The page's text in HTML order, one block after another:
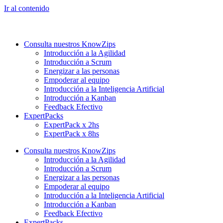
Ir al contenido
Consulta nuestros KnowZips
Introducción a la Agilidad
Introducción a Scrum
Energizar a las personas
Empoderar al equipo
Introducción a la Inteligencia Artificial
Introducción a Kanban
Feedback Efectivo
ExpertPacks
ExpertPack x 2hs
ExpertPack x 8hs
Consulta nuestros KnowZips
Introducción a la Agilidad
Introducción a Scrum
Energizar a las personas
Empoderar al equipo
Introducción a la Inteligencia Artificial
Introducción a Kanban
Feedback Efectivo